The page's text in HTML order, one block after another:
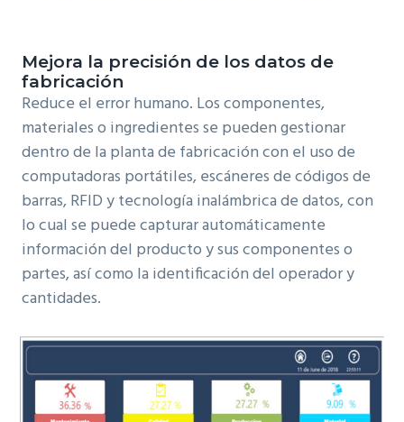
Mejora la precisión de los datos de
fabricación
Reduce el error humano. Los componentes,
materiales o ingredientes se pueden gestionar
dentro de la planta de fabricación con el uso de
computadoras portátiles, escáneres de códigos de
barras, RFID y tecnología inalámbrica de datos, con
lo cual se puede capturar automáticamente
información del producto y sus componentes o
partes, así como la identificación del operador y
cantidades.